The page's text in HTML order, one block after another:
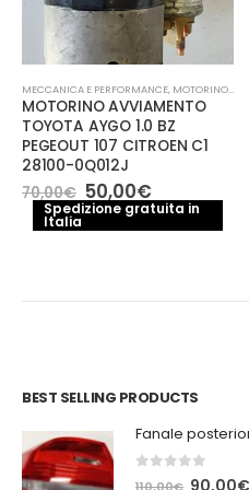
MECCANICA E PERFORMANCE, MOTORINO AVVIAMENTO
MOTORINO AVVIAMENTO
TOYOTA AYGO 1.0 BZ
PEGEOUT 107 CITROEN C1
28100-0Q012J
70,00€ Il
prezzo
originale
50,00€Il
prezzo
attuale
Spedizione gratuita in
Italia
BEST SELLING PRODUCTS
Fanale
out of 5
Il